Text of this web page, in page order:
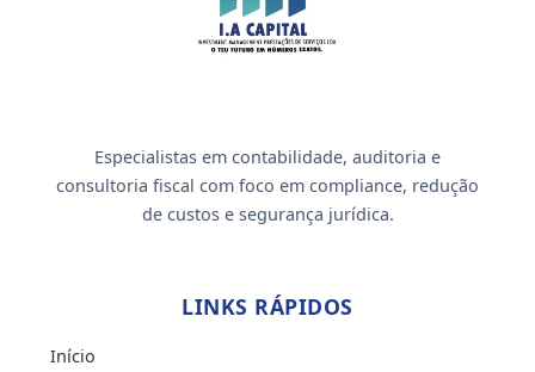
Especialistas em contabilidade, auditoria e
consultoria fiscal com foco em compliance, redução
de custos e segurança jurídica.
LINKS RÁPIDOS
Início